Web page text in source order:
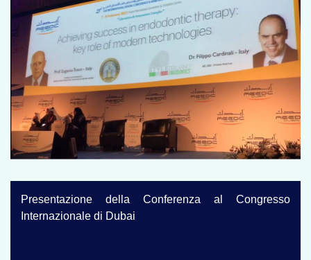
Presentazione della Conferenza al Congresso
Internazionale di Dubai